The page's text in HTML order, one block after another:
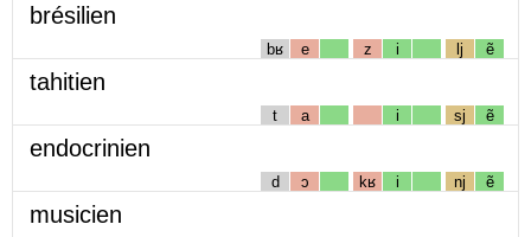
brésilien
bʁ e z i lj ẽ
tahitien
t a i sj ẽ
endocrinien
d ɔ kʁ i nj ẽ
musicien